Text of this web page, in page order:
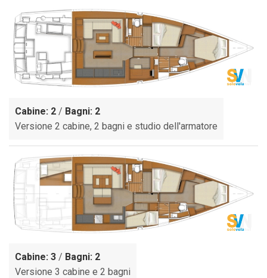
Cabine: 2 / Bagni: 2
Versione 2 cabine, 2 bagni e studio dell'armatore
Cabine: 3 / Bagni: 2
Versione 3 cabine e 2 bagni